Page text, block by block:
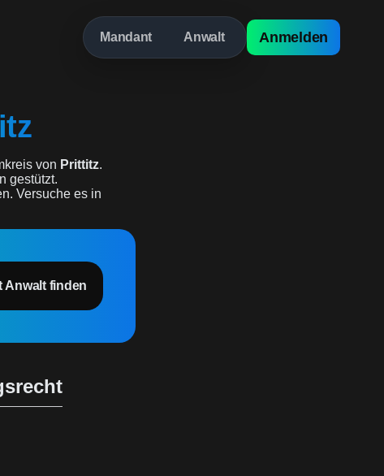
Mandant Anwalt Anmelden
von Prittitz.
gestützt.
Versuche es in
Anwalt finden